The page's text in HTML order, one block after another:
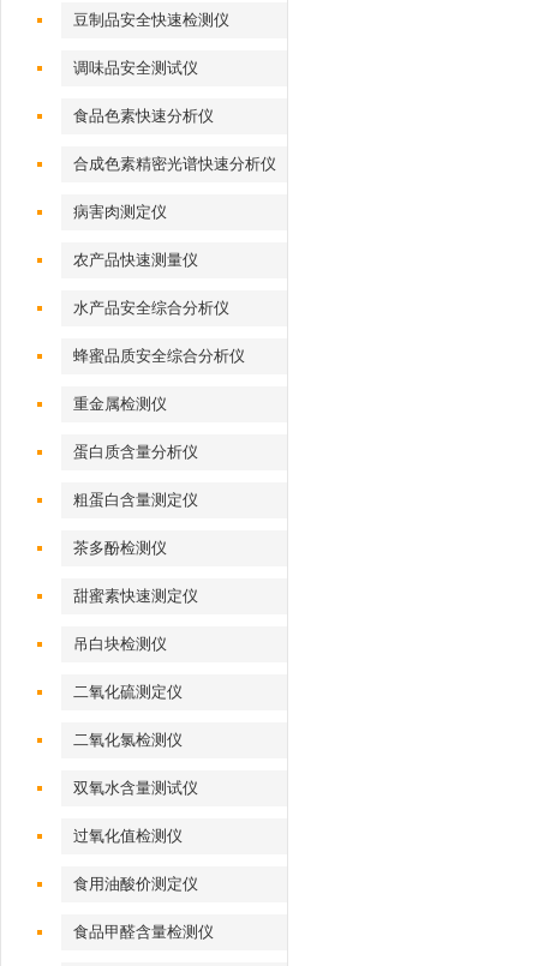
豆制品安全快速检测仪
调味品安全测试仪
食品色素快速分析仪
合成色素精密光谱快速分析仪
病害肉测定仪
农产品快速测量仪
水产品安全综合分析仪
蜂蜜品质安全综合分析仪
重金属检测仪
蛋白质含量分析仪
粗蛋白含量测定仪
茶多酚检测仪
甜蜜素快速测定仪
吊白块检测仪
二氧化硫测定仪
二氧化氯检测仪
双氧水含量测试仪
过氧化值检测仪
食用油酸价测定仪
食品甲醛含量检测仪